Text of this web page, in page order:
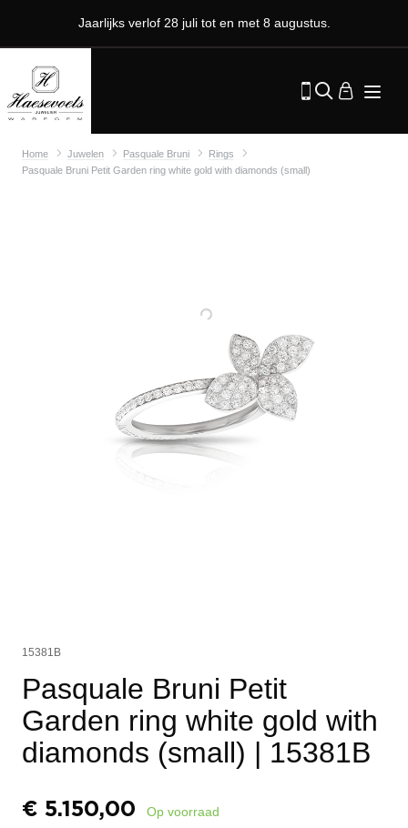
Jaarlijks verlof 28 juli tot en met 8 augustus.
Home Juwelen Pasquale Bruni
Rings
Pasquale Bruni Petit Garden ring white gold with diamonds (small)
15381B
Pasquale Bruni Petit
Garden ring white gold with
diamonds (small) | 15381B
€ 5.150,00 Op voorraad